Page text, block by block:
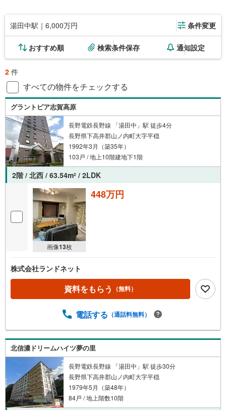
湯田中駅｜6,000万円 条件変更
おすすめ順 検索条件保存 通知設定
2 件
すべての物件をチェックする
グラントピア志賀高原
長野電鉄長野線 「湯田中」駅 徒歩4分
長野県下高井郡山ノ内町大字平穏
1992年3月（築35年）
103戸 / 地上10階建地下1階
2階 / 北西 / 63.54m2 / 2LDK
画像13枚
448万円
株式会社ランドネット
資料をもらう （無料）
電話する （通話料無料）
北信濃ドリームハイツ夢の里
長野電鉄長野線 「湯田中」駅 徒歩30分
長野県下高井郡山ノ内町大字平穏
1979年5月（築48年）
84戸 / 地上階数10階